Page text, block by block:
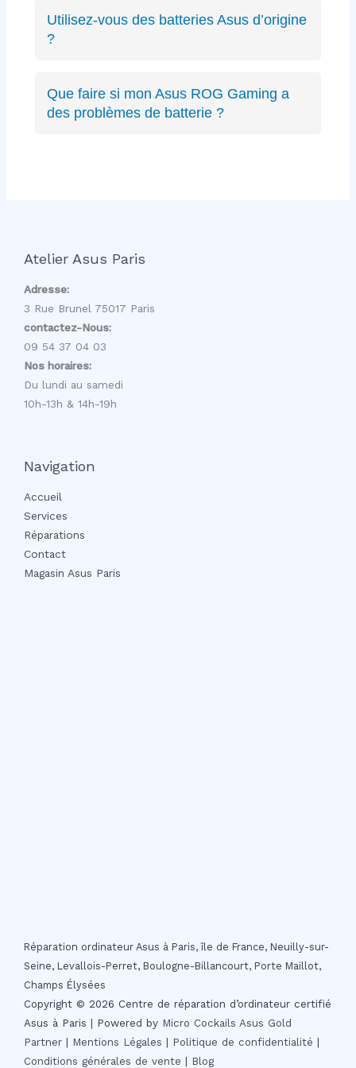
Zephyrus, TUF Gaming, ExpertBook, ProArt,
récents ou anciens. Expertise complète sur
Utilisez-vous des batteries Asus d’origine
?
équivalents certifiés aux mêmes spécifications
techniques et de qualité équivalente.
Que faire si mon Asus ROG Gaming a
des problèmes de batterie ?
Atelier Asus Paris
Adresse:
3 Rue Brunel 75017 Paris
contactez-Nous:
09 54 37 04 03
Nos horaires:
Du lundi au samedi
10h-13h & 14h-19h
Navigation
Accueil
Services
Réparations
Contact
Magasin Asus Paris
Réparation ordinateur Asus à Paris, île de France, Neuilly-sur-
Seine, Levallois-Perret, Boulogne-Billancourt, Porte Maillot,
Champs Élysées
Copyright © 2026 Centre de réparation d’ordinateur certifié
Asus à Paris | Powered by Micro Cockails Asus Gold
Partner
Mentions Légales Politique de confidentialité
Conditions générales de vente
Blog